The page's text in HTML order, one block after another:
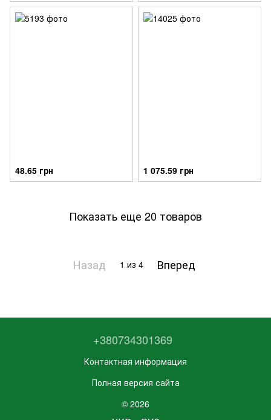
48.65 грн 1 075.59 грн
Показать еще 20 товаров
Назад 1 из 4 Вперед
+380734301369
Контактная информация
Полная версия сайта
© 2026